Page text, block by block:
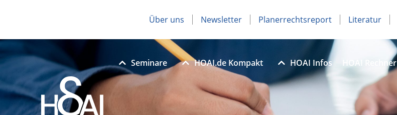
Über uns Newsletter Planerrechtsreport Literatur
Seminare HOAI.de Kompakt HOAI Infos HOAI Rechner